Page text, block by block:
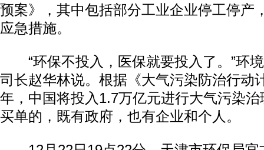
预案》，其中包括部分工业企业停工停产
应急措施。
“环保不投入，医保就要投入了。”环
司长赵华林说。根据《大气污染防治行动
年，中国将投入1.7万亿元进行大气污染
买单的，既有政府，也有企业和个人。